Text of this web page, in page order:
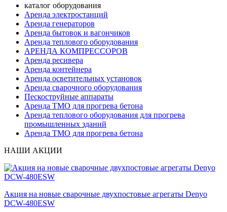
каталог оборудования
Аренда электростанций
Аренда генераторов
Аренда бытовок и вагончиков
Аренда теплового оборудования
АРЕНДА КОМПРЕССОРОВ
Аренда ресивера
Аренда контейнера
Аренда осветительных установок
Аренда сварочного оборудования
Пескоструйные аппараты
Аренда ТМО для прогрева бетона
Аренда теплового оборудования для прогрева
промышленных зданий
Аренда ТМО для прогрева бетона
НАШИ АКЦИИ
Акция на новые сварочные двухпостовые агрегаты Denyo
DCW-480ESW